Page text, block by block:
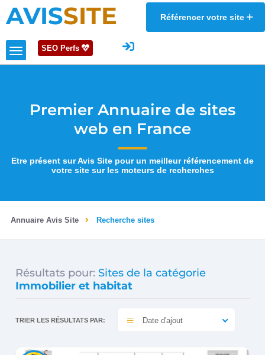
AVISSITE Référencer votre site
SEO Perfs
Premier Annuaire de sites
web en France
Etre présent sur Avis Site pour un meilleur référencement de
votre site sur les moteurs de recherches
Annuaire Avis Site Recherche sites
Résultats pour: Sites de la catégorie
Immobilier et habitat
TRIER LES RÉSULTATS PAR: Date d'ajout